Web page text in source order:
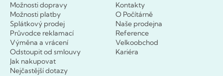
Možnosti dopravy
Možnosti platby
Splátkový prodej
Průvodce reklamací
Výměna a vrácení
Odstoupit od smlouvy
Jak nakupovat
Nejčastější dotazy
Kontakty
O Počítárně
Naše prodejna
Reference
Velkoobchod
Kariéra